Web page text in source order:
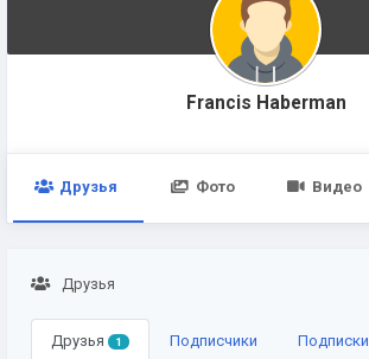
Francis Haberman
Друзья Фото Видео
Друзья
Друзья 1 Подписчики Подписки